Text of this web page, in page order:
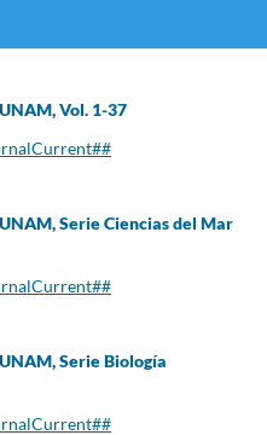
Vol. 1-37
Serie Ciencias del Mar
Serie Biología